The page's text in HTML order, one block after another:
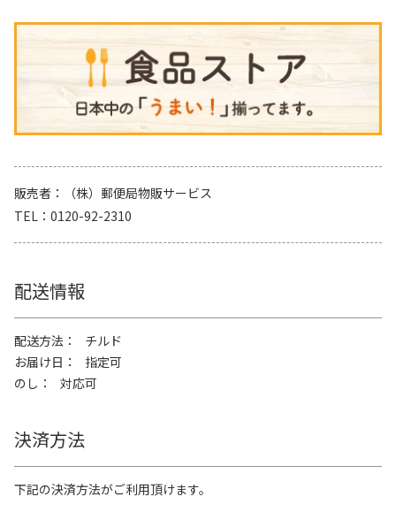
販売者
（株）郵便局物販サービス
TEL
0120-92-2310
配送情報
配送方法
チルド
お届け日
指定可
のし
対応可
決済方法
下記の決済方法がご利用頂けます。